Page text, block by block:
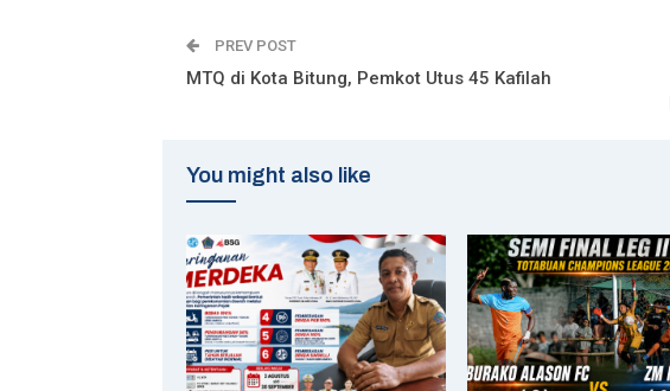
PREV POST
MTQ di Kota Bitung, Pemkot Utus 45 Kafilah
You might also like